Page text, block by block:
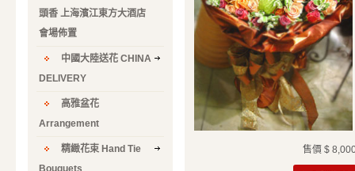
頭香 上海濱江東方大酒店
會場佈置
中國大陸送花 CHINA
DELIVERY
高雅盆花
Arrangement
精緻花束 Hand Tie
Bouquets
售價 $